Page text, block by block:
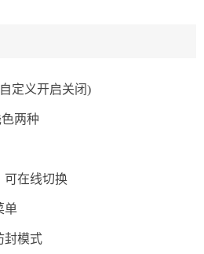
定义开启关闭)
两种
可在线切换
单
封模式